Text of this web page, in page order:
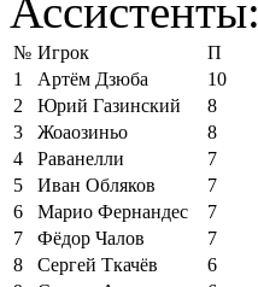
Ассистенты:
№ Игрок
П
1
Артём Дзюба
10
2
Юрий Газинский
8
3
Жоаозиньо
8
4
Раванелли
7
5
Иван Обляков
7
6
Марио Фернандес
7
7
Фёдор Чалов
7
8
Сергей Ткачёв
6